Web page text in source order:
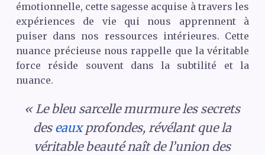
émotionnelle, cette sagesse acquise à travers les
expériences de vie qui nous apprennent à
puiser dans nos ressources intérieures. Cette
nuance précieuse nous rappelle que la véritable
force réside souvent dans la subtilité et la
nuance.
« Le bleu sarcelle murmure les secrets
des eauxprofondes, révélant que la
véritable beauté naît de l’union des